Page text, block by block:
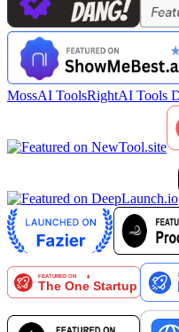
MossAI ToolsRightAI Tools